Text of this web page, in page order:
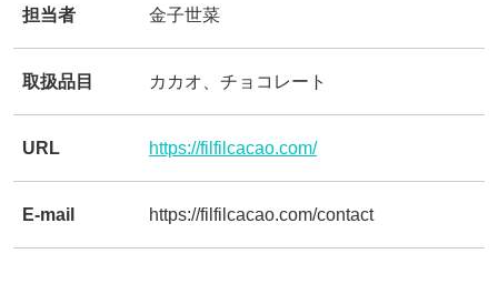
担当者 金子世菜
取扱品目 カカオ、チョコレート
URL https://filfilcacao.com/
E-mail https://filfilcacao.com/contact